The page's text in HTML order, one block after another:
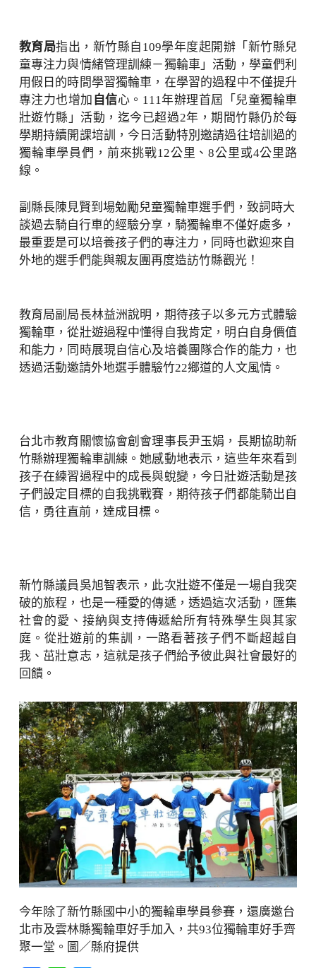
教育局指出，新竹縣自109學年度起開辦「新竹縣兒
童專注力與情緒管理訓練－獨輪車」活動，學童們利
用假日的時間學習獨輪車，在學習的過程中不僅提升
專注力也增加 自信心。111年辦理首屆「兒童獨輪車
壯遊竹縣」活動，迄今已超過2年，期間竹縣仍於每
學期持續開課培訓，今日活動特別邀請過往培訓過的
獨輪車學員們，前來挑戰12公里、8公里或4公里路
線。
副縣長陳見賢到場勉勵兒童獨輪車選手們，致詞時大
談過去騎自行車的經驗分享，騎獨輪車不僅好處多，
最重要是可以培養孩子們的專注力，同時也歡迎來自
外地的選手們能與親友團再度造訪竹縣觀光！
教育局副局長林益洲說明，期待孩子以多元方式體驗
獨輪車，從壯遊過程中懂得自我肯定，明白自身價值
和能力，同時展現自信心及培養團隊合作的能力，也
透過活動邀請外地選手體驗竹22鄉道的人文風情。
台北市教育關懷協會創會理事長尹玉娟，長期協助新
竹縣辦理獨輪車訓練。她感動地表示，這些年來看到
孩子在練習過程中的成長與蛻變，今日壯遊活動是孩
子們設定目標的自我挑戰賽，期待孩子們都能騎出自
信，勇往直前，達成目標。
新竹縣議員吳旭智表示，此次壯遊不僅是一場自我突
破的旅程，也是一種愛的傳遞，透過這次活動，匯集
社會的愛、接納與支持傳遞給所有特殊學生與其家
庭。從壯遊前的集訓，一路看著孩子們不斷超越自
我、茁壯意志，這就是孩子們給予彼此與社會最好的
回饋。
今年除了新竹縣國中小的獨輪車學員參賽，還廣邀台
北市及雲林縣獨輪車好手加入，共93位獨輪車好手齊
聚一堂。圖／縣府提供